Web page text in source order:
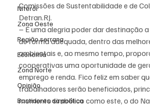
Niterói
Zona Oeste
Região serrana
Economia
Zona Norte
Opinião
Bastidores da política
Comissões de Sustentabilidade e de
Detran.RJ.
– É uma alegria poder dar destinação
de forma adequada, dentro das
ambientais e, ao mesmo tempo,
cooperativas uma oportunidade de
emprego e renda. Fico feliz em saber
trabalhadores serão beneficiados,
momento simbólico como este, o do